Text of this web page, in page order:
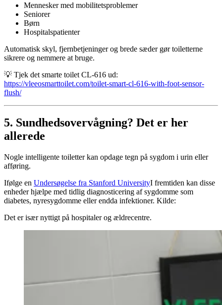
Mennesker med mobilitetsproblemer
Seniorer
Børn
Hospitalspatienter
Automatisk skyl, fjernbetjeninger og brede sæder gør toiletterne
sikrere og nemmere at bruge.
💡 Tjek det smarte toilet CL-616 ud:
https://vleeosmarttoilet.com/toilet-smart-cl-616-with-foot-sensor-
flush/
5. Sundhedsovervågning? Det er her
allerede
Nogle intelligente toiletter kan opdage tegn på sygdom i urin eller
afføring.
Ifølge en Undersøgelse fra Stanford UniversityI fremtiden kan disse
enheder hjælpe med tidlig diagnosticering af sygdomme som
diabetes, nyresygdomme eller endda infektioner. Kilde:
Det er især nyttigt på hospitaler og ældrecentre.